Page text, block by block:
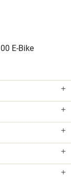
E-Bike